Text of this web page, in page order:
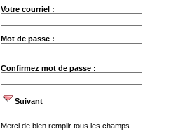
Votre courriel :
Mot de passe :
Confirmez mot de passe :
Suivant
Merci de bien remplir tous les champs.